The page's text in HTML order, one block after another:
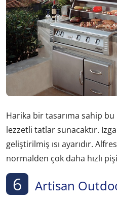
Harika bir tasarıma sahip bu
lezzetli tatlar sunacaktır.
geliştirilmiş ısı ayarıdır.
normalden çok daha hızlı
6 Artisan